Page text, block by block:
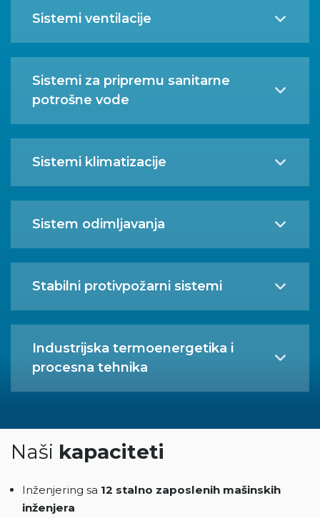
Sistemi ventilacije
Sistemi za pripremu sanitarne
potrošne vode
Sistemi klimatizacije
Sistem odimljavanja
Stabilni protivpožarni sistemi
Industrijska termoenergetika i
procesna tehnika
Naši kapaciteti
Inženjering sa 12 stalno zaposlenih mašinskih
inženjera